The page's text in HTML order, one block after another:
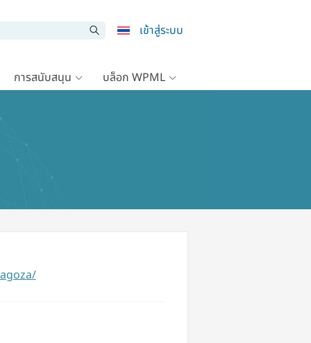
เข้าสู่ระบบ
การสนับสนุน บล็อก WPML